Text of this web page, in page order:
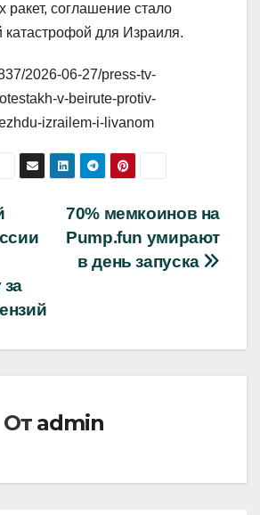
ракет, соглашение стало
катастрофой для Израиля.
2026-06-27/press-tv-
v-beirute-protiv-
izrailem-i-livanom
70% мемкоинов на
Pump.fun умирают
в день запуска
От admin